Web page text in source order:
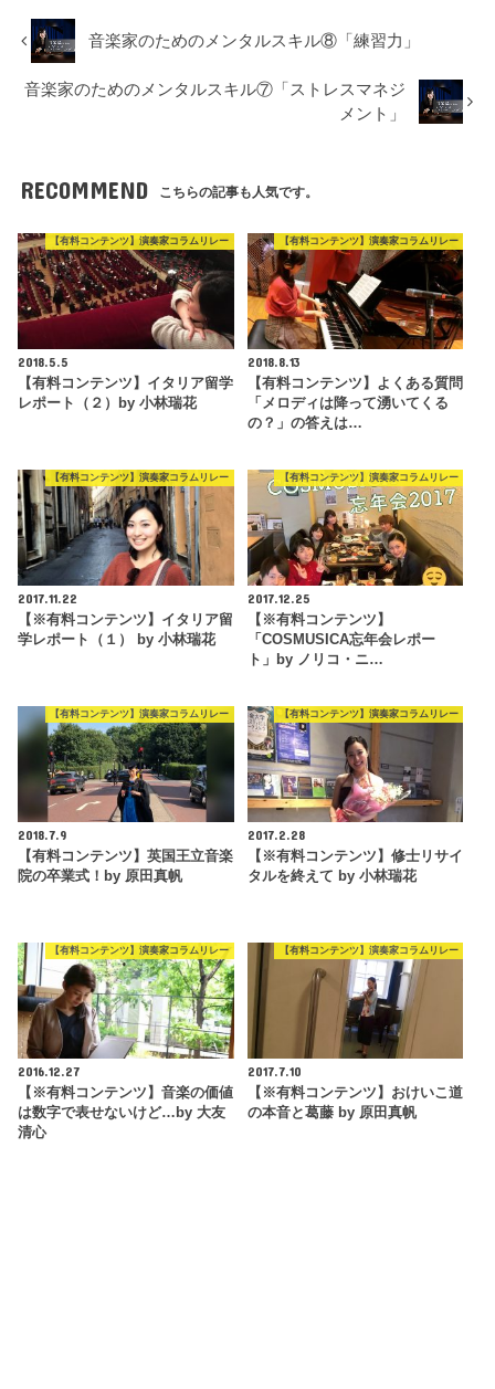
音楽家のためのメンタルスキル⑧「練習力」
音楽家のためのメンタルスキル⑦「ストレスマネジ
メント」
RECOMMEND こちらの記事も人気です。
【有料コンテンツ】演奏家コラムリレー
2018.5.5
【有料コンテンツ】イタリア留学
レポート（２）by 小林瑞花
【有料コンテンツ】演奏家コラムリレー
2018.8.13
【有料コンテンツ】よくある質問
「メロディは降って湧いてくる
の？」の答えは…
【有料コンテンツ】演奏家コラムリレー
2017.11.22
【※有料コンテンツ】イタリア留
学レポート（１） by 小林瑞花
【有料コンテンツ】演奏家コラムリレー
2017.12.25
【※有料コンテンツ】
「COSMUSICA忘年会レポー
ト」by ノリコ・ニ…
【有料コンテンツ】演奏家コラムリレー
2018.7.9
【有料コンテンツ】英国王立音楽
院の卒業式！by 原田真帆
【有料コンテンツ】演奏家コラムリレー
2017.2.28
【※有料コンテンツ】修士リサイ
タルを終えて by 小林瑞花
【有料コンテンツ】演奏家コラムリレー
2016.12.27
【※有料コンテンツ】音楽の価値
は数字で表せないけど…by 大友
清心
【有料コンテンツ】演奏家コラムリレー
2017.7.10
【※有料コンテンツ】おけいこ道
の本音と葛藤 by 原田真帆